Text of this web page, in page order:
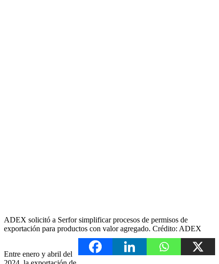
ADEX solicitó a Serfor simplificar procesos de permisos de
exportación para productos con valor agregado. Crédito: ADEX
Entre enero y abril del